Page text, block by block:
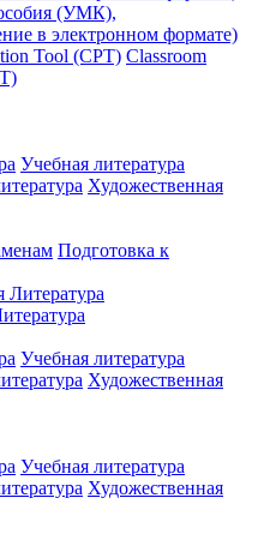
(УМК),
в электронном формате)
Classroom
Учебная литература
Художественная
Подготовка к
Учебная литература
Художественная
Учебная литература
Художественная